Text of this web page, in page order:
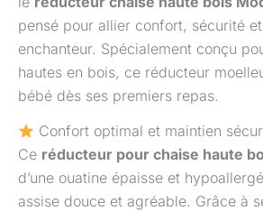
pensé pour allier confort, sécurité
enchanteur. Spécialement conçu
hautes en bois, ce réducteur
bébé dès ses premiers repas.
Confort optimal et maintien
Ce réducteur pour chaise haute
d’une ouatine épaisse et
assise douce et agréable. Grâce à